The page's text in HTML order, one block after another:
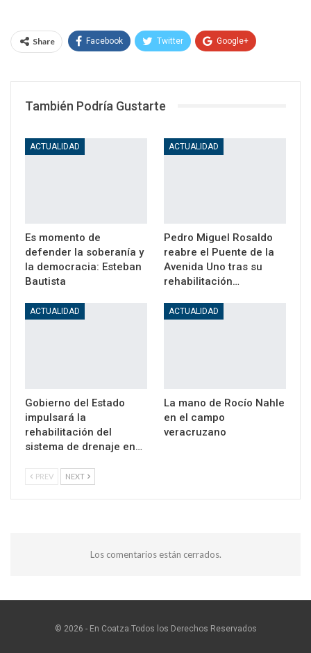
Share Facebook Twitter Google+
También Podría Gustarte
ACTUALIDAD
Es momento de
defender la soberanía y
la democracia: Esteban
Bautista
ACTUALIDAD
Pedro Miguel Rosaldo
reabre el Puente de la
Avenida Uno tras su
rehabilitación…
ACTUALIDAD
Gobierno del Estado
impulsará la
rehabilitación del
sistema de drenaje en…
ACTUALIDAD
La mano de Rocío Nahle
en el campo
veracruzano
PREV NEXT
Los comentarios están cerrados.
© 2026 - En Coatza.Todos los Derechos Reservados